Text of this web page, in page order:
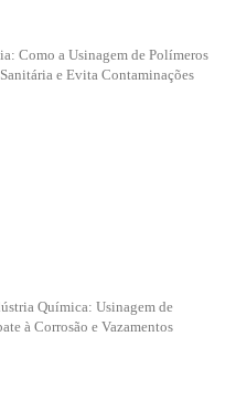
Como a Usinagem de Polímeros
e Evita Contaminações
Química: Usinagem de
à Corrosão e Vazamentos